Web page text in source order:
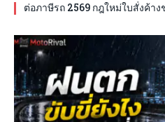
ต่อภาษีรถ 2569 กฎใหม่ใบสั่งค้าง